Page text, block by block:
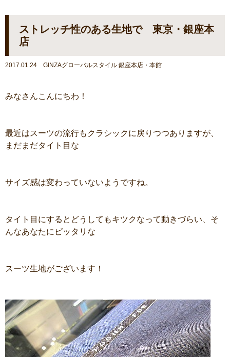
ストレッチ性のある生地で 東京・銀座本
店
2017.01.24 GINZAグローバルスタイル 銀座本店・本館
みなさんこんにちわ！
最近はスーツの流行もクラシックに戻りつつありますが、
まだまだタイト目な
サイズ感は変わっていないようですね。
タイト目にするとどうしてもキツクなって動きづらい、そ
んなあなたにピッタリな
スーツ生地がございます！